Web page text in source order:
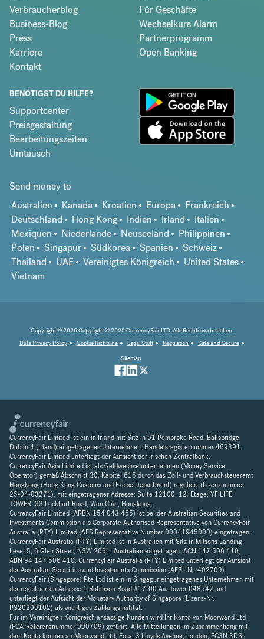
Verbraucherblog
Business-Blog
Press
Karriere
Kontakt
Für Geschäfte
Wechselkurs Alarm
Partnerprogramm
Open Banking
BENÖTIGST DU HILFE?
Supportcenter
Preisgestaltung
Bearbeitungszeiten
Umtausch
Send money to
Australien
Kanada Kroatien Europa
Frankreich
Deutschland
Hong Kong Indien Irland
Italien
Mexiquen
Niederlande Neuseeland
Philippinen
Polen
Singapur Südkorea Spanien
Schweiz
Thailand
UAE Vereinigtes Königreich
United States
Vietnam
Copyright © 2026 Copyright © 2025 CurrencyFair LTD. Alle Rechte vorbehalten.
Data Privacy Policy
Cookie Richtiline Legal Stuff Regulation
Safe and Secure
Sitemap
CurrencyFair Limited ist ein in Irland mit Sitz in 91 Pembroke Road, Ballsbridge,
Dublin 4 (Irland) eingetragenes Unternehmen. Handelsregisternummer 469391.
CurrencyFair Limited unterliegt der Aufsicht der irischen Zentralbank.
CurrencyFair Asia Limited ist als Geldwechselunternehmen (Money Service
Operator) gemäß Abschnitt 30, Kapitel 615 durch das Zoll- und Verbrauchsteueramt
Hongkong (Hong Kong Customs and Excise Department) reguliert (Lizenznummer
25-04-03271), mit eingetragener Adresse: Suite 12100, 12. Etage, YF LIFE
TOWER, 33 Lockhart Road, Wan Chai, Hongkong.
CurrencyFair Limited (ARBN 154 043 455) ist bei der Australian Securities and
Investments Commission als Corporate Authorised Representative von CurrencyFair
Australia (PTY) Limited (AFS Representative Number 00041945000) eingetragen.
CurrencyFair Australia (PTY) Limited ist in Australien mit Sitz in Milsons Landing
Level 5, 6 Glen Street, NSW 2061, Australien eingetragen. ACN 147 506 410,
ABN 94 147 506 410. CurrencyFair Australia (PTY) Limited unterliegt der Aufsicht
der Australian Securities and Investments Commission (AFSL-Nr. 402709).
CurrencyFair (Singapore) Pte Ltd ist ein in Singapur eingetragenes Unternehmen mit
der registrierten Adresse 1 Robinson Road #17-00 Aia Tower 048542 und
unterliegt der Aufsicht der Monetary Authority of Singapore (Lizenz-Nr.
PS20200102) als wichtiges Zahlungsinstitut.
Für im Vereinigten Königreich ansässige Kunden wird Ihr Konto von Moorwand Ltd
(FCA-Referenznummer 900709) geführt. Alle Mitteilungen im Zusammenhang mit
dem Konto können an Moorwand Ltd, Fora, 3 Lloyds Avenue, London, EC3N 3DS,